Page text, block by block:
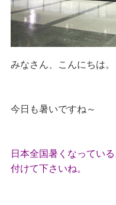
みなさん、こんにちは。
今日も暑いですね～
日本全国暑くなってい
付けて下さいね。